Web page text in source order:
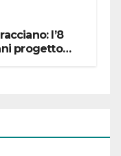
l’8
progetto